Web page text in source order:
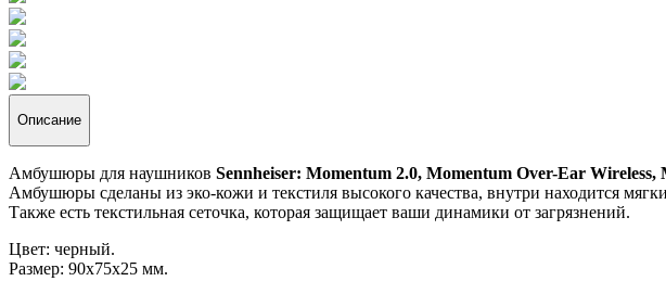
Описание
Амбушюры для наушников Sennheiser: Momentum 2.0, Momentum Over-Ear
Амбушюры сделаны из эко-кожи и текстиля высокого качества, внутри находится
Также есть текстильная сеточка, которая защищает ваши динамики от загрязнений.
Цвет: черный.
Размер: 90х75х25 мм.